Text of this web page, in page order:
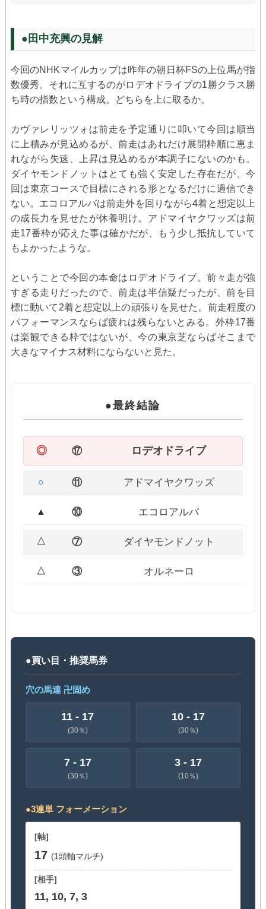
●田中充興の見解
今回のNHKマイルカップは昨年の朝日杯FSの上位馬が指
数優秀。それに互するのがロデオドライブの1勝クラス勝
ち時の指数という構成。どちらを上に取るか。
カヴァレリッツォは前走を予定通りに叩いて今回は順当
に上積みが見込めるが、前走はあれだけ展開枠順に恵ま
れながら失速、上昇は見込めるが本調子にないのかも。
ダイヤモンドノットはとても強く安定した存在だが、今
回は東京コースで目標にされる形となるだけに過信でき
ない。エコロアルバは前走外を回りながら4着と想定以上
の成長力を見せたが休養明け。アドマイヤクワッズは前
走17番枠が応えた事は確かだが、もう少し抵抗していて
もよかったような。
ということで今回の本命はロデオドライブ。前々走が強
すぎる走りだったので、前走は半信疑だったが、前を目
標に動いて2着と想定以上の頑張りを見せた。前走程度の
パフォーマンスならば疲れは残らないとみる。外枠17番
は楽観できる枠ではないが、今の東京芝ならばそこまで
大きなマイナス材料にならないと見た。
●最終結論
◎ ⑰ ロデオドライブ
○ ⑪ アドマイヤクワッズ
▲ ⑩ エコロアルバ
△ ⑦ ダイヤモンドノット
△ ③ オルネーロ
●買い目・推奨馬券
穴の馬連 卍固め
11 - 17
(30％)
10 - 17
(30％)
7 - 17
(30％)
3 - 17
(10％)
●3連単 フォーメーション
[軸]
17 (1頭軸マルチ)
[相手]
11, 10, 7, 3